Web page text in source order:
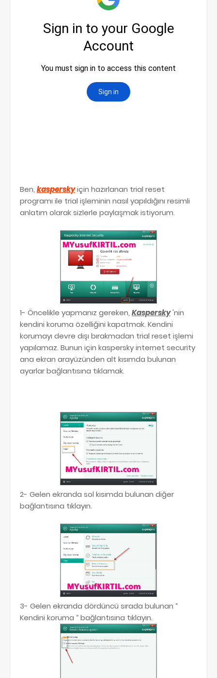
Ben, kasperskyiçin hazırlanan trial reset
programı ile trial işleminin nasıl yapıldığını resimli
anlatım olarak sizlerle paylaşmak istiyorum.
1- Öncelikle yapmanız gereken, Kaspersky'nin
kendini koruma özelliğini kapatmak. Kendini
korumayı devre dışı bırakmadan trial reset işlemi
yapılamaz. Bunun için kaspersky internet security
ana ekran arayüzünden alt kısımda bulunan
ayarlar bağlantısına tıklamak.
2- Gelen ekranda sol kısımda bulunan diğer
bağlantısına tıklayın.
3- Gelen ekranda dördüncü sırada bulunan “
Kendini koruma “ bağlantısına tıklayın.